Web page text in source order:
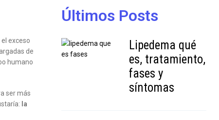
exceso
de
humano
ser más
la
Últimos Posts
Lipedema qué
es, tratamiento,
fases y
síntomas